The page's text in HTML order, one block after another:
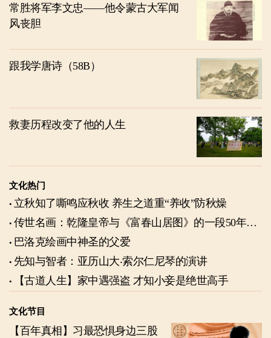
常胜将军李文忠——他令蒙古大军闻
风丧胆
跟我学唐诗（58B）
救妻历程改变了他的人生
文化热门
立秋知了嘶鸣应秋收 养生之道重“养收”防秋燥
传世名画：乾隆皇帝与《富春山居图》的一段50年奇
缘巴洛克绘画中神圣的父爱
先知与智者：亚历山大‧索尔仁尼琴的演讲
【古道人生】家中遇强盗 才知小妾是绝世高手
文化节目
【百年真相】习最恐惧身边三股